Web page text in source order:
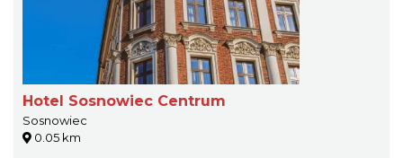
Hotel Sosnowiec Centrum
Sosnowiec
0.05 km